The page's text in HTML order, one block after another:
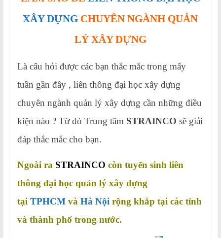
XÂY DỰNG CHUYÊN NGÀNH QUẢN
LÝ XÂY DỰNG
Là câu hỏi được các bạn thắc mắc trong mấy
tuần gần đây , liên thông đại học xây dựng
chuyên ngành quản lý xây dựng cần những điều
kiện nào ? Từ đó Trung tâm STRAINCO sẽ giải
đáp thắc mắc cho bạn.
Ngoài ra STRAINCO còn tuyển sinh liên
thông đại học quản lý xây dựng
tại TPHCMvà Hà Nộirộng khắp tại các tỉnh
và thành phố trong nước.